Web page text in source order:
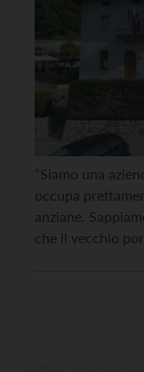
“Siamo una
occupa
anziane.
che il vecchio